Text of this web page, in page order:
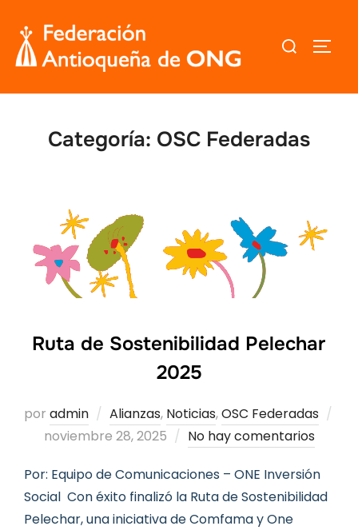
contenido
Buscar:
Categoría: OSC Federadas
Ruta de Sostenibilidad Pelechar
2025
por admin Alianzas, Noticias,OSC Federadas
Publicado
noviembre 28, 2025 No hay comentarios
Por: Equipo de Comunicaciones – ONE Inversión
Social Con éxito finalizó la Ruta de Sostenibilidad
Pelechar, una iniciativa de Comfama y One